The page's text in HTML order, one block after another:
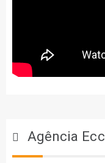
Agência